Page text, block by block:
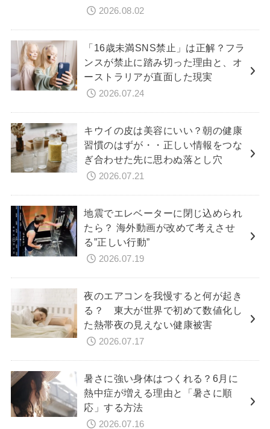
2026.08.02
「16歳未満SNS禁止」は正解？フラ
ンスが禁止に踏み切った理由と、オ
ーストラリアが直面した現実
2026.07.24
キウイの皮は美容にいい？朝の健康
習慣のはずが・・正しい情報をつな
ぎ合わせた先に思わぬ落とし穴
2026.07.21
地震でエレベーターに閉じ込められ
たら？ 海外動画が改めて考えさせ
る”正しい行動”
2026.07.19
夜のエアコンを我慢すると何が起き
る？ 東大が世界で初めて数値化し
た熱帯夜の見えない健康被害
2026.07.17
暑さに強い身体はつくれる？6月に
熱中症が増える理由と「暑さに順
応」する方法
2026.07.16